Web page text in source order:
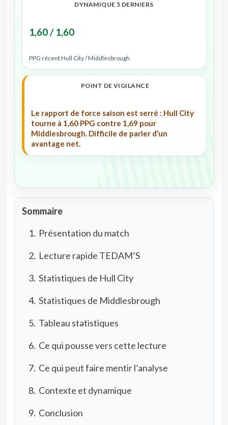
DYNAMIQUE 5 DERNIERS
1,60 / 1,60
PPG récent Hull City / Middlesbrough
POINT DE VIGILANCE
Le rapport de force saison est serré : Hull City
tourne à 1,60 PPG contre 1,69 pour
Middlesbrough. Difficile de parler d’un
avantage net.
Sommaire
Présentation du match
Lecture rapide TEDAM’S
Statistiques de Hull City
Statistiques de Middlesbrough
Tableau statistiques
Ce qui pousse vers cette lecture
Ce qui peut faire mentir l’analyse
Contexte et dynamique
Conclusion